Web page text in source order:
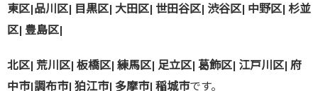
東区|品川区| 目黒区| 大田区| 世田谷区| 渋谷区| 中野区| 杉並
区| 豊島区|
北区| 荒川区| 板橋区| 練馬区| 足立区| 葛飾区| 江戸川区| 府
中市|調布市| 狛江市| 多摩市| 稲城市です。